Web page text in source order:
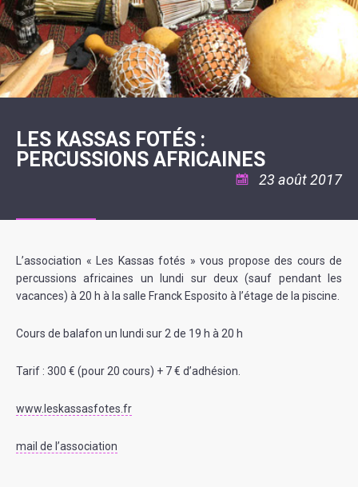
20ÈME
SIÈCLE
RÉUNIONS
DU
CONSEIL
MUNICIPAL
ARRÊTÉS
ET
DÉCISIONS
DU
MAIRE
DE
LA
MINORITÉ
LES
ÉCOLES
LE
COLLÈGE
ESPACE
JEUNES
11
ANS
ASSOCIATION
ENVIRONNEMENT
L'EAU
ET
L'ASSAINISSEMENT
LA
RÉSIDENCE
AUTONOMIE
LA
POLICE
MUNICIPALE
MAJEURS
DE
MUSIQUE
L'ÉCOLE
COMMUNAUTAIRE
DE
DANSE
LA
PISCINE
VOIE
VERTE
VISITES
ET
DÉCOUVERTES
LES
RANDONNÉES
LE
CAMPING-
CARS
TENTES
ET
FLUVIALE
SUZE
LES KASSAS FOTÉS :
PERCUSSIONS AFRICAINES
23 août 2017
L’association « Les Kassas fotés » vous propose des cours de
percussions africaines un lundi sur deux (sauf pendant les
vacances) à 20 h à la salle Franck Esposito à l’étage de la piscine.
Cours de balafon un lundi sur 2 de 19 h à 20 h
Tarif : 300 € (pour 20 cours) + 7 € d’adhésion.
www.leskassasfotes.fr
mail de l’association